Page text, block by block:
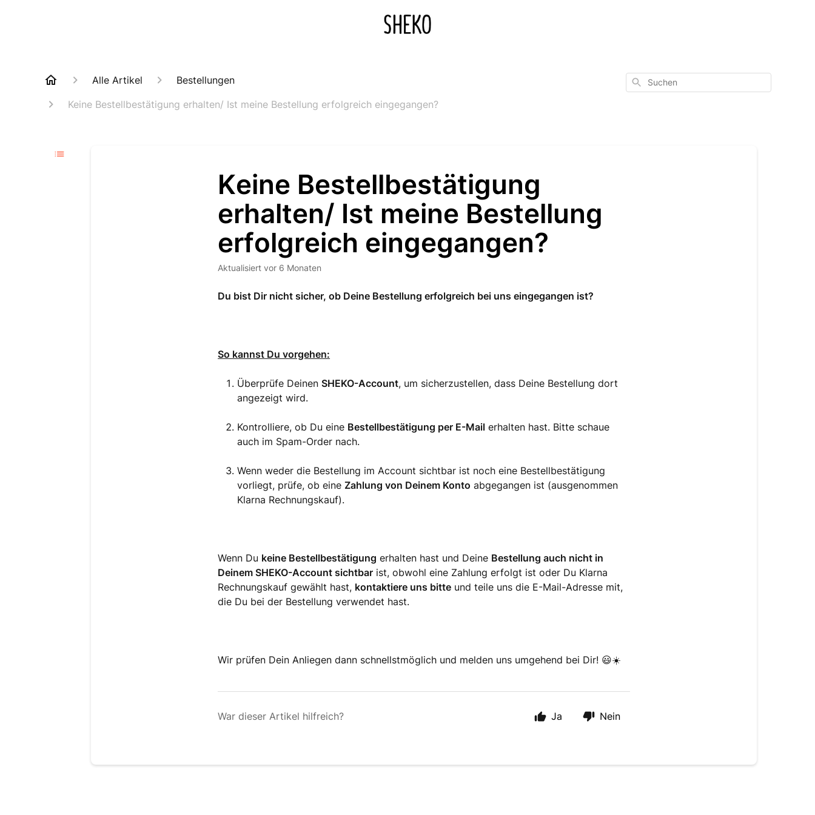
Alle Artikel
Bestellungen
Keine Bestellbestätigung erhalten/ Ist meine Bestellung erfolgreich eingegangen?
Suchen
Keine Bestellbestätigung
erhalten/ Ist meine Bestellung
erfolgreich eingegangen?
Aktualisiert vor 6 Monaten
Du bist Dir nicht sicher, ob Deine Bestellung erfolgreich bei uns eingegangen ist?
So kannst Du vorgehen:
Überprüfe DeinenSHEKO-Account, um sicherzustellen, dass Deine Bestellung dort
angezeigt wird.
Kontrolliere, ob Du eine Bestellbestätigung per E-Mail erhalten hast. Bitte schaue
auch im Spam-Order nach.
Wenn weder die Bestellung im Account sichtbar ist noch eine Bestellbestätigung
vorliegt, prüfe, ob eineZahlung von Deinem Konto abgegangen ist (ausgenommen
Klarna Rechnungskauf).
Wenn Du keine Bestellbestätigung erhalten hast und Deine Bestellung auch nicht in
Deinem SHEKO-Account sichtbar ist, obwohl eine Zahlung erfolgt ist oder Du Klarna
Rechnungskauf gewählt hast, kontaktiere uns bitte und teile uns die E-Mail-Adresse mit,
die Du bei der Bestellung verwendet hast.
Wir prüfen Dein Anliegen dann schnellstmöglich und melden uns umgehend bei Dir! 😃☀️
War dieser Artikel hilfreich? Ja Nein